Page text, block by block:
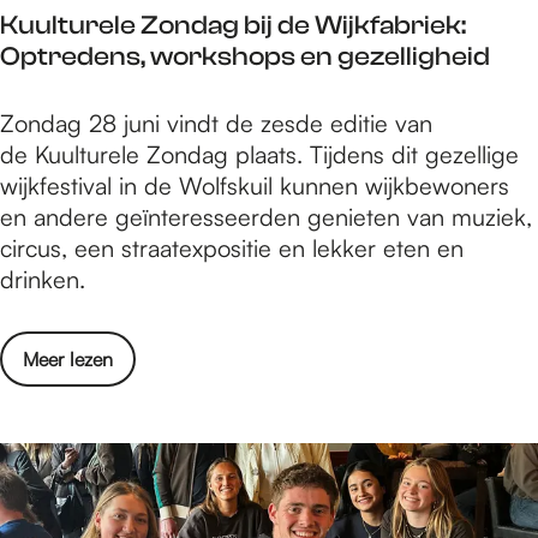
r
a
e
p
l
e
i
n
e
p
h
e
v
e
e
m
e
n
'
a
r
d
e
e
m
a
n
e
e
r
s
t
p
r
g
r
a
a
l
n
t
h
u
t
h
e
e
n
e
Kuulturele Zondag bij de Wijkfabriek:
Optredens, workshops en gezelligheid
K
u
u
l
t
u
e
l
o
n
d
Zondag 28 juni vindt de zesde editie van
de Kuulturele Zondag plaats. Tijdens dit gezellige
wijkfestival in de Wolfskuil kunnen wijkbewoners
en andere geïnteresseerden genieten van muziek,
circus, een straatexpositie en lekker eten en
drinken.
Meer lezen
o
v
r
K